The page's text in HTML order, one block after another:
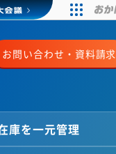
お問い合わせ・資料請求
庫を一元管理